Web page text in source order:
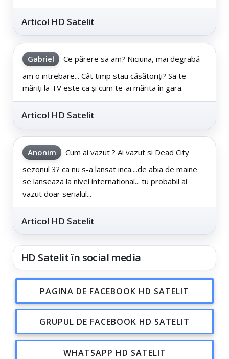
Articol HD Satelit
Gabriel
Ce părere sa am? Niciuna, mai degrabă
am o intrebare... Cât timp stau căsătoriți? Sa te
măriți la TV este ca și cum te-ai mărita în gara.
Articol HD Satelit
Anonim
Cum ai vazut ? Ai vazut si Dead City
sezonul 3? ca nu s-a lansat inca....de abia de maine
se lanseaza la nivel international... tu probabil ai
vazut doar serialul...
Articol HD Satelit
HD Satelit în social media
PAGINA DE FACEBOOK HD SATELIT
GRUPUL DE FACEBOOK HD SATELIT
WHATSAPP HD SATELIT